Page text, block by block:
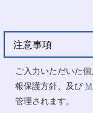
注意事項
ご入力いただいた
報保護方針、及び
管理されます。